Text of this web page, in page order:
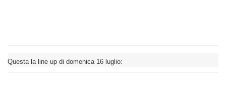
Questa la line up di domenica 16 luglio: